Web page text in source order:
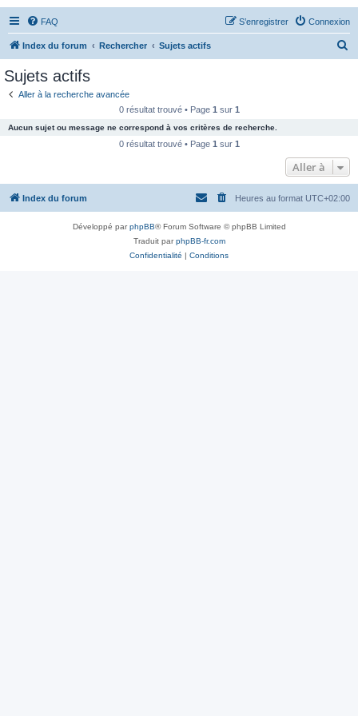
FAQ Connexion
S’enregistrer
Index du forum Rechercher Sujets actifs
c
e
Sujets actifs
Aller à la recherche avancée
0 résultat trouvé • Page 1 sur 1
Aucun sujet ou message ne correspond à vos critères de recherche.
0 résultat trouvé • Page 1 sur 1
Aller à
Index du forum Heures au format UTC+02:00
Développé parphpBB® Forum Software © phpBB Limited
Traduit parphpBB-fr.com
Confidentialité | Conditions